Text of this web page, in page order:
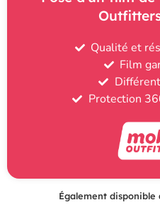
Qualité et
Film
Protection
Également